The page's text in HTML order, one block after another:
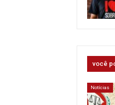
você
Notícias